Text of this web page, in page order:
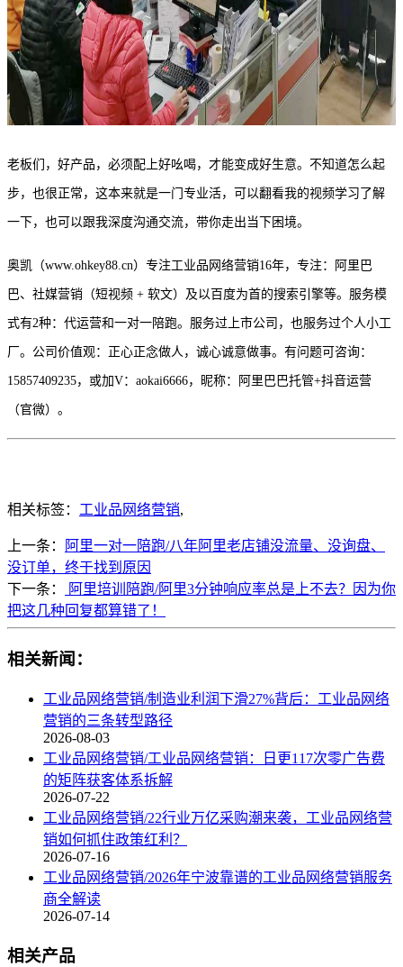
老板们，好产品，必须配上好吆喝，才能变成好生意。不知道怎么起
步，也很正常，这本来就是一门专业活，可以翻看我的视频学习了解
一下，也可以跟我深度沟通交流，带你走出当下困境。
奥凯（www.ohkey88.cn）专注工业品网络营销16年，专注：阿里巴
巴、社媒营销（短视频 + 软文）及以百度为首的搜索引擎等。服务模
式有2种：代运营和一对一陪跑。服务过上市公司，也服务过个人小工
厂。公司价值观：正心正念做人，诚心诚意做事。有问题可咨询：
15857409235，或加V： aokai6666， 昵称：阿里巴巴托管+抖音运营
（官微）。
相关标签： 工业品网络营销,
上一条：
阿里一对一陪跑/八年阿里老店铺没流量、没询盘、
没订单，终于找到原因
下一条：
阿里培训陪跑/阿里3分钟响应率总是上不去？因为你
把这几种回复都算错了！
相关新闻：
工业品网络营销/制造业利润下滑27%背后：工业品网络
营销的三条转型路径
2026-08-03
工业品网络营销/工业品网络营销：日更117次零广告费
的矩阵获客体系拆解
2026-07-22
工业品网络营销/22行业万亿采购潮来袭，工业品网络营
销如何抓住政策红利？
2026-07-16
工业品网络营销/2026年宁波靠谱的工业品网络营销服务
商全解读
2026-07-14
相关产品